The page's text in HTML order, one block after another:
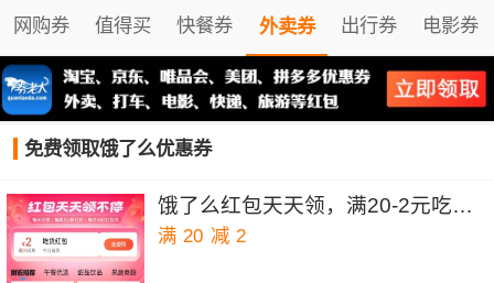
网购券 值得买 快餐券 外卖券 出行券 电影券
免费领取饿了么优惠券
饿了么红包天天领，满20-2元吃货红包
满 20 减 2